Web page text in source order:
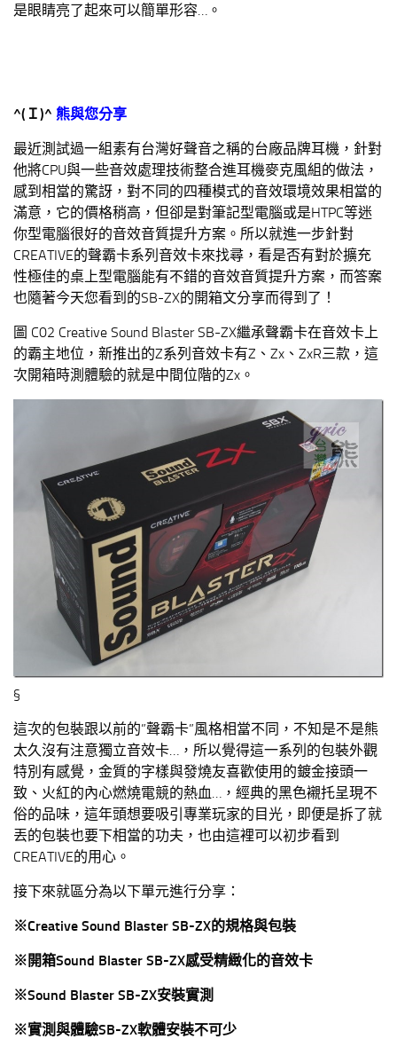
是眼睛亮了起來可以簡單形容…。
^( Ｉ)^ 熊與您分享
最近測試過一組素有台灣好聲音之稱的台廠品牌耳機，針對
他將CPU與一些音效處理技術整合進耳機麥克風組的做法，
感到相當的驚訝，對不同的四種模式的音效環境效果相當的
滿意，它的價格稍高，但卻是對筆記型電腦或是HTPC等迷
你型電腦很好的音效音質提升方案。所以就進一步針對
CREATIVE的聲霸卡系列音效卡來找尋，看是否有對於擴充
性極佳的桌上型電腦能有不錯的音效音質提升方案，而答案
也隨著今天您看到的SB-ZX的開箱文分享而得到了！
圖 C02 Creative Sound Blaster SB-ZX繼承聲霸卡在音效卡上
的霸主地位，新推出的Z系列音效卡有Z、Zx、ZxR三款，這
次開箱時測體驗的就是中間位階的Zx。
§
這次的包裝跟以前的”聲霸卡”風格相當不同，不知是不是熊
太久沒有注意獨立音效卡…，所以覺得這一系列的包裝外觀
特別有感覺，金質的字樣與發燒友喜歡使用的鍍金接頭一
致、火紅的內心燃燒電競的熱血…，經典的黑色襯托呈現不
俗的品味，這年頭想要吸引專業玩家的目光，即便是拆了就
丟的包裝也要下相當的功夫，也由這裡可以初步看到
CREATIVE的用心。
接下來就區分為以下單元進行分享：
※Creative Sound Blaster SB-ZX的規格與包裝
※ 開箱Sound Blaster SB-ZX感受精緻化的音效卡
※Sound Blaster SB-ZX安裝實測
※實測與體驗SB-ZX軟體安裝不可少